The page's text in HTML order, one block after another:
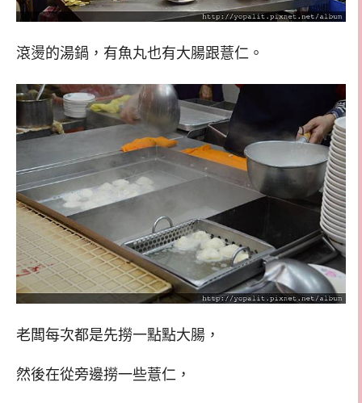
滾燙的湯鍋，有魚丸也有大腸跟薏仁。
老闆每次都是先撈一點點大腸，
然後在從旁邊撈一些薏仁，